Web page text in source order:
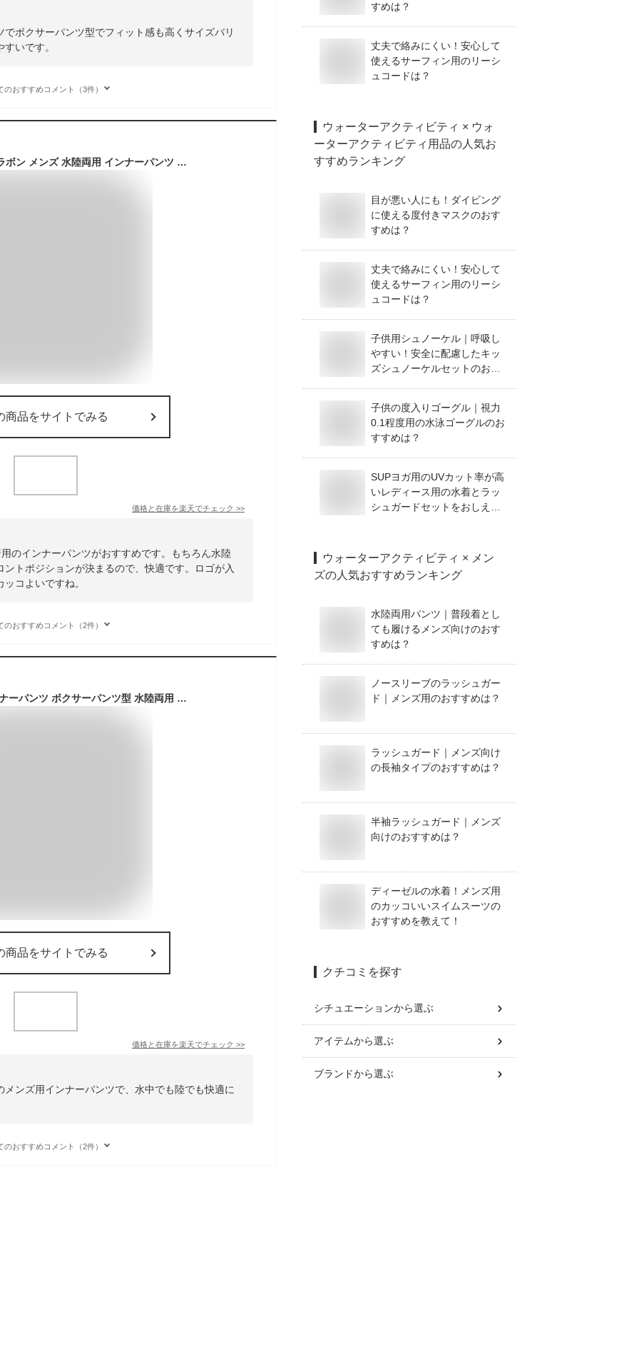
ボクサーパンツ型でフィット感も高くサイズバリ
いです。
のおすすめコメント（3件）
【最短翌日配達】 ビラボン メンズ 水陸両用 インナーパンツ アンダーショーツ サーフパンツ ボードショーツ トレーニングウェア BILLABONG インナーショーツ 水着 海パン サーフブランド ラッシュガード ジム フィットネス BG011-496【返品交換不可】
商品をサイトでみる
価格と在庫を楽天でチェック >>
のインナーパンツがおすすめです。もちろん水陸
トポジションが決まるので、快適です。ロゴが入
コよいですね。
のおすすめコメント（2件）
送料無料 メンズ インナーパンツ ボクサーパンツ型 水陸両用 サポーター 男性用 BOXサポーター 下着 水着用 スポーツウェア アンダーウェア スパッツ 紳士 スポーツインナー スイミング スイムウェア ブラック 黒 M L LL 3L 4L 5L HD21-02 メール便 送料無料
商品をサイトでみる
価格と在庫を楽天でチェック >>
ンズ用インナーパンツで、水中でも陸でも快適に
のおすすめコメント（2件）
すめは？
丈夫で絡みにくい！安心して
使えるサーフィン用のリーシ
ュコードは？
ウォーターアクティビティ × ウォ
ーターアクティビティ用品の人気お
すすめランキング
目が悪い人にも！ダイビング
に使える度付きマスクのおす
すめは？
丈夫で絡みにくい！安心して
使えるサーフィン用のリーシ
ュコードは？
子供用シュノーケル｜呼吸し
やすい！安全に配慮したキッ
ズシュノーケルセットのおす
子供の度入りゴーグル｜視力
0.1程度用の水泳ゴーグルのお
すすめは？
SUPヨガ用のUVカット率が高
いレディース用の水着とラッ
シュガードセットをおしえ
ウォーターアクティビティ × メン
ズの人気おすすめランキング
水陸両用パンツ｜普段着とし
ても履けるメンズ向けのおす
すめは？
ノースリーブのラッシュガー
ド｜メンズ用のおすすめは？
ラッシュガード｜メンズ向け
の長袖タイプのおすすめは？
半袖ラッシュガード｜メンズ
向けのおすすめは？
ディーゼルの水着！メンズ用
のカッコいいスイムスーツの
おすすめを教えて！
クチコミを探す
シチュエーションから選ぶ
アイテムから選ぶ
ブランドから選ぶ